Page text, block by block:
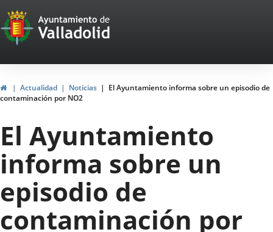
Portal
Web
del
Ayuntamiento
de
Valladolid
InicioActualidad Noticias
El Ayuntamiento informa sobre un episodio de
contaminación por NO2
El Ayuntamiento
informa sobre un
episodio de
contaminación por